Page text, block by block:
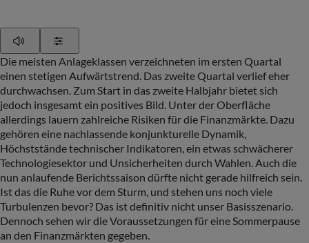
Die meisten Anlageklassen verzeichneten im ersten Quartal
einen stetigen Aufwärtstrend. Das zweite Quartal verlief eher
durchwachsen. Zum Start in das zweite Halbjahr bietet sich
jedoch insgesamt ein positives Bild. Unter der Oberfläche
allerdings lauern zahlreiche Risiken für die Finanzmärkte. Dazu
gehören eine nachlassende konjunkturelle Dynamik,
Höchststände technischer Indikatoren, ein etwas schwächerer
Technologiesektor und Unsicherheiten durch Wahlen. Auch die
nun anlaufende Berichtssaison dürfte nicht gerade hilfreich sein.
Ist das die Ruhe vor dem Sturm, und stehen uns noch viele
Turbulenzen bevor? Das ist definitiv nicht unser Basisszenario.
Dennoch sehen wir die Voraussetzungen für eine Sommerpause
an den Finanzmärkten gegeben.